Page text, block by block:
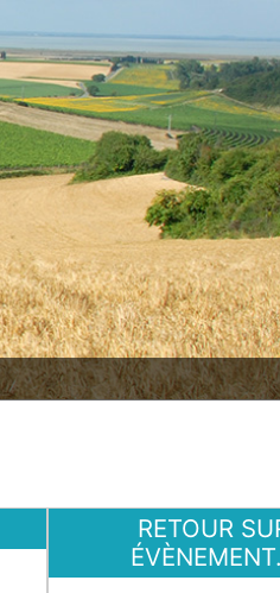
RETOUR